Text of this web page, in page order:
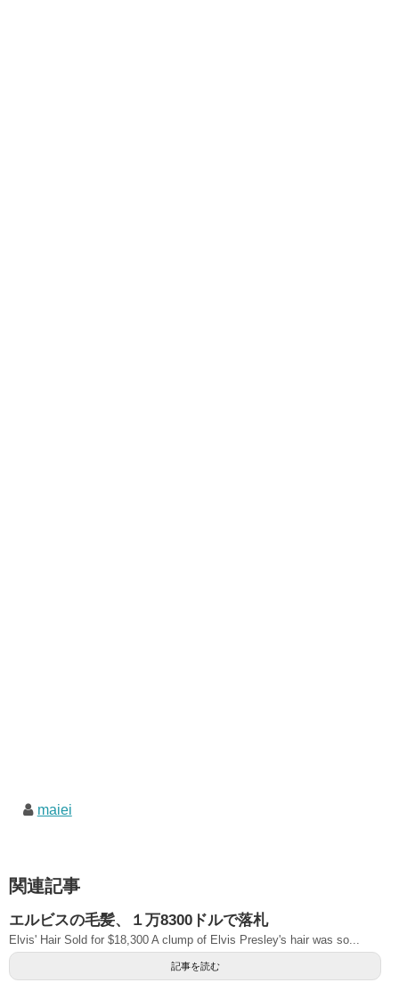
maiei
関連記事
エルビスの毛髪、１万8300ドルで落札
Elvis' Hair Sold for $18,300 A clump of Elvis Presley's hair was so...
記事を読む